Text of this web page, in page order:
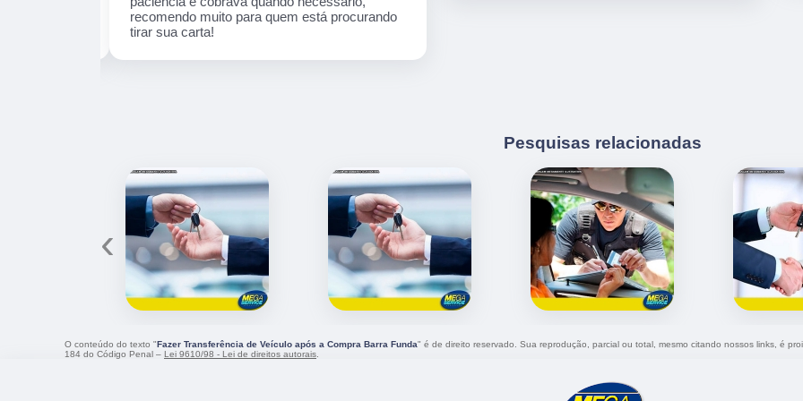
recomendo muito para quem está procurando
tirar sua carta!
Pesquisas relacionadas
‹
O conteúdo do texto "Fazer Transferência de Veículo após a Compra Barra Funda" é de direito reservado. Sua reprodução, parcial ou total, mesmo citando nossos links, é
184 do Código Penal – Lei 9610/98 - Lei de direitos autorais